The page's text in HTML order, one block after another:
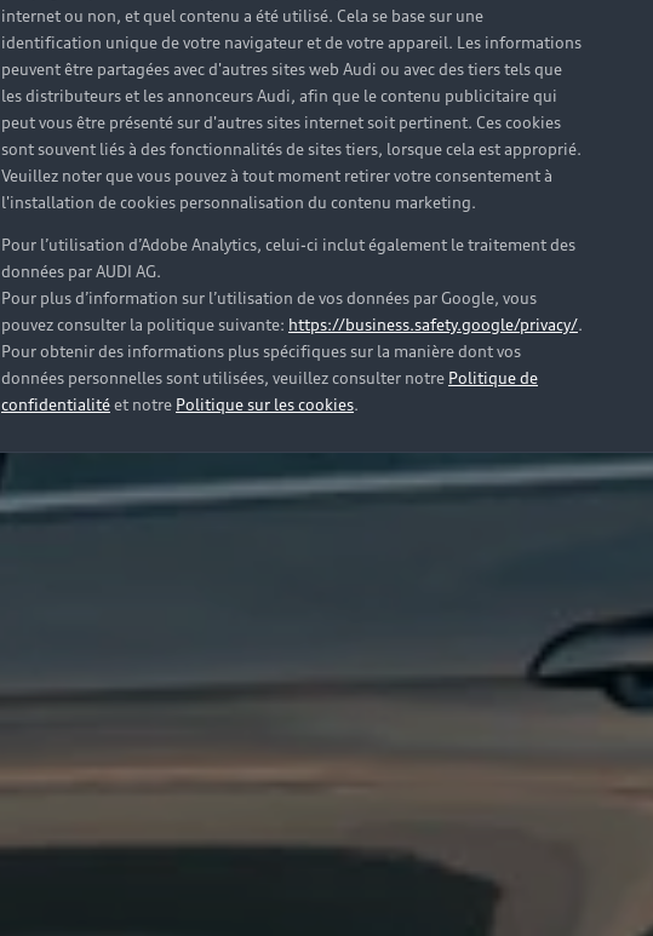
internet ou non, et quel contenu a été utilisé. Cela se base sur une
identification unique de votre navigateur et de votre appareil. Les informations
peuvent être partagées avec d'autres sites web Audi ou avec des tiers tels que
les distributeurs et les annonceurs Audi, afin que le contenu publicitaire qui
peut vous être présenté sur d'autres sites internet soit pertinent. Ces cookies
sont souvent liés à des fonctionnalités de sites tiers, lorsque cela est approprié.
Veuillez noter que vous pouvez à tout moment retirer votre consentement à
l'installation de cookies personnalisation du contenu marketing.
Pour l’utilisation d’Adobe Analytics, celui-ci inclut également le traitement des
données par AUDI AG.
Pour plus d’information sur l’utilisation de vos données par Google, vous
pouvez consulter la politique suivante: https://business.safety.google/privacy/.
Pour obtenir des informations plus spécifiques sur la manière dont vos
données personnelles sont utilisées, veuillez consulter notre Politique de
confidentialitéet notre Politique sur les cookies.